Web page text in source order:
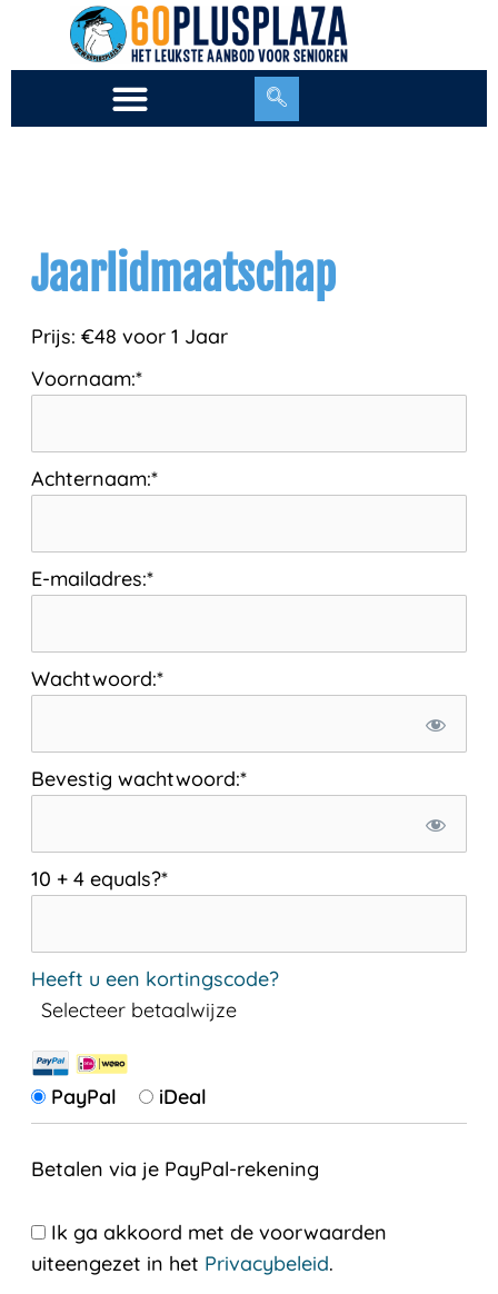
de
Jaarlidmaatschap
Prijs: €48 voor 1 Jaar
Voornaam:*
Achternaam:*
E-mailadres:*
Wachtwoord:*
Bevestig wachtwoord:*
10 + 4 equals?*
Heeft u een kortingscode?
Selecteer betaalwijze
PayPal iDeal
Betalen via je PayPal-rekening
Ik ga akkoord met de voorwaarden
uiteengezet in het Privacybeleid.